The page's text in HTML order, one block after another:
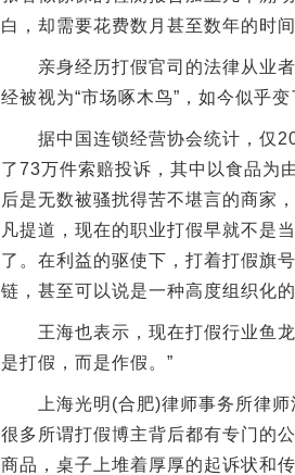
白，却需要花费数月甚至数年的时间
亲身经历打假官司的法律从业者
经被视为“市场啄木鸟”，如今似乎
据中国连锁经营协会统计，仅
了73万件索赔投诉，其中以食品为
后是无数被骚扰得苦不堪言的商家
凡提道，现在的职业打假早就不是
了。在利益的驱使下，打着打假旗
链，甚至可以说是一种高度组织化的
王海也表示，现在打假行业鱼龙
是打假，而是作假。”
上海光明(合肥)律师事务所律师
很多所谓打假博主背后都有专门的
商品，桌子上堆着厚厚的起诉状和